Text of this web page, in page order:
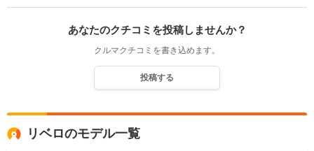
あなたのクチコミを投稿しませんか？
クルマクチコミを書き込めます。
投稿する
リベロのモデル一覧